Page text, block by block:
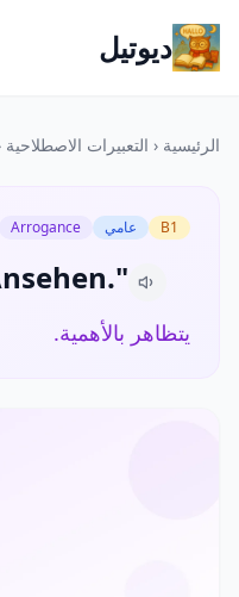
ديوتيل
الرئيسية ‹ التعبيرات الاصطلاحية
B1 عامي Arrogance
يتظاهر بالأهمية.